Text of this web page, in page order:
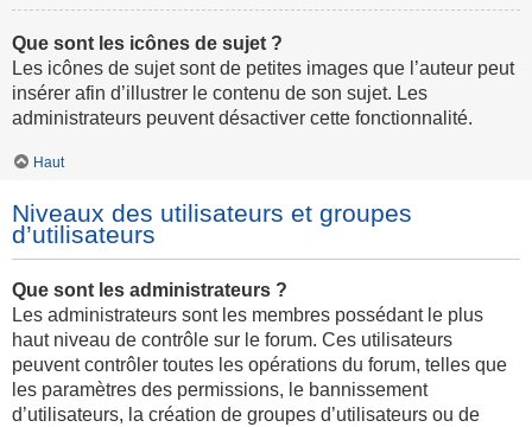
Que sont les icônes de sujet ?
Les icônes de sujet sont de petites images que l’auteur peut
insérer afin d’illustrer le contenu de son sujet. Les
administrateurs peuvent désactiver cette fonctionnalité.
Haut
Niveaux des utilisateurs et groupes
d’utilisateurs
Que sont les administrateurs ?
Les administrateurs sont les membres possédant le plus
haut niveau de contrôle sur le forum. Ces utilisateurs
peuvent contrôler toutes les opérations du forum, telles que
les paramètres des permissions, le bannissement
d’utilisateurs, la création de groupes d’utilisateurs ou de